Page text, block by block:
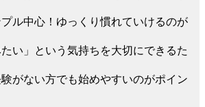
ル中心！ゆっくり慣れていけるのが
たい」という気持ちを大切にできるた
がない方でも始めやすいのがポイン